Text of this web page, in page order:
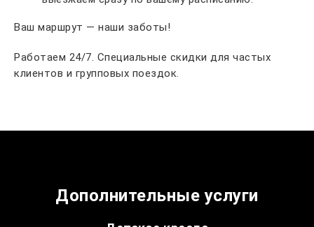
Ваш маршрут — наши заботы!
Работаем 24/7. Специальные скидки для частых
клиентов и групповых поездок.
Дополнительные услуги